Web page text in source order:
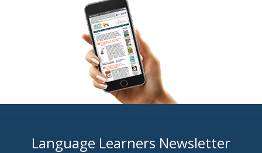
Language Learners Newsletter